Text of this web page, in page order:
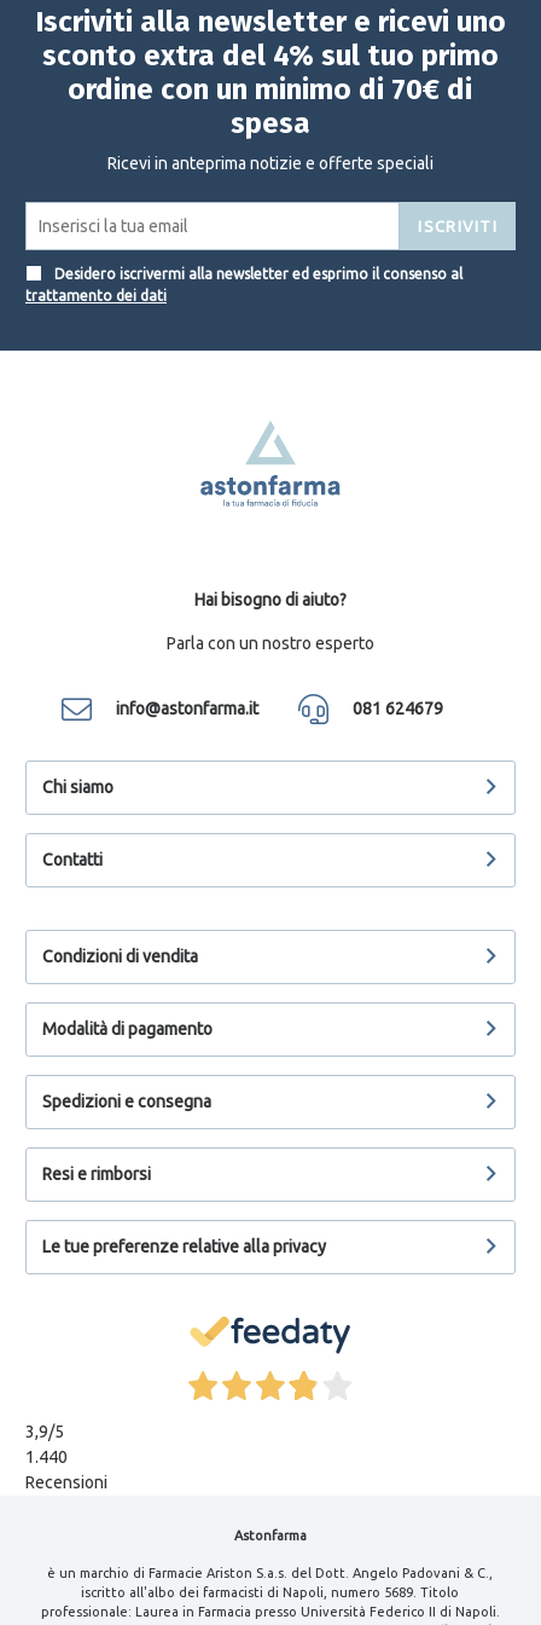
Iscriviti alla newsletter e ricevi uno
sconto extra del 4% sul tuo primo
ordine con un minimo di 70€ di
spesa
Ricevi in anteprima notizie e offerte speciali
ISCRIVITI
Desidero iscrivermi alla newsletter ed esprimo il consenso al
trattamento dei dati
Hai bisogno di aiuto?
Parla con un nostro esperto
info@astonfarma.it 081 624679
Chi siamo
Contatti
Condizioni di vendita
Modalità di pagamento
Spedizioni e consegna
Resi e rimborsi
Le tue preferenze relative alla privacy
3,9/5
1.440
Recensioni
Astonfarma
è un marchio di Farmacie Ariston S.a.s. del Dott. Angelo Padovani & C.,
iscritto all'albo dei farmacisti di Napoli, numero 5689. Titolo
professionale: Laurea in Farmacia presso Università Federico II di Napoli.